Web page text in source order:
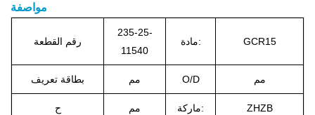
مواصفة
رقم القطعة
235-25-
11540
مادة: GCR15
بطاقة تعريف مم O/D مم
ح مم ماركة: ZHZB